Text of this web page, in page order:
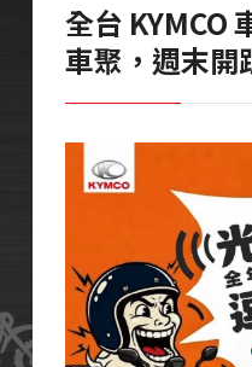
全台 KYMCO
車聚，週末開